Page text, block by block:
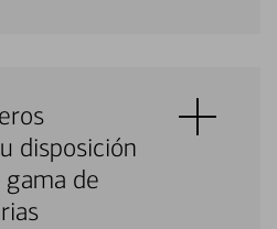
disposición
de